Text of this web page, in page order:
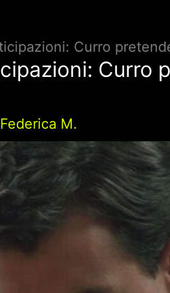
Curro
Curro
Federica M.